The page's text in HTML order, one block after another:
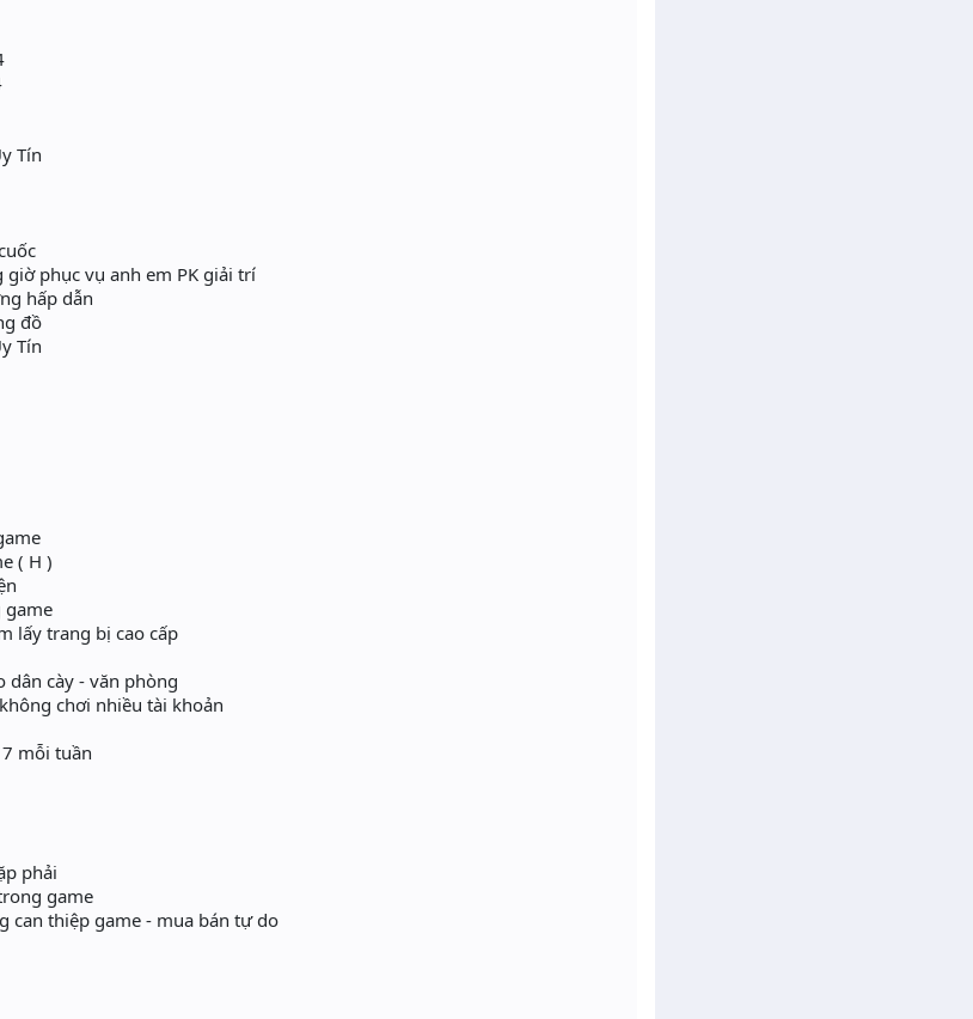
Tín
giờ phục vụ anh em PK giải trí
hấp dẫn
đồ
Tín
( H )
game
lấy trang bị cao cấp
dân cày - văn phòng
chơi nhiều tài khoản
mỗi tuần
phải
game
can thiệp game - mua bán tự do